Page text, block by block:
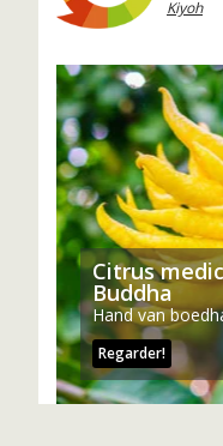
Kiyoh
Citrus
Buddha
Hand van
Regarder!